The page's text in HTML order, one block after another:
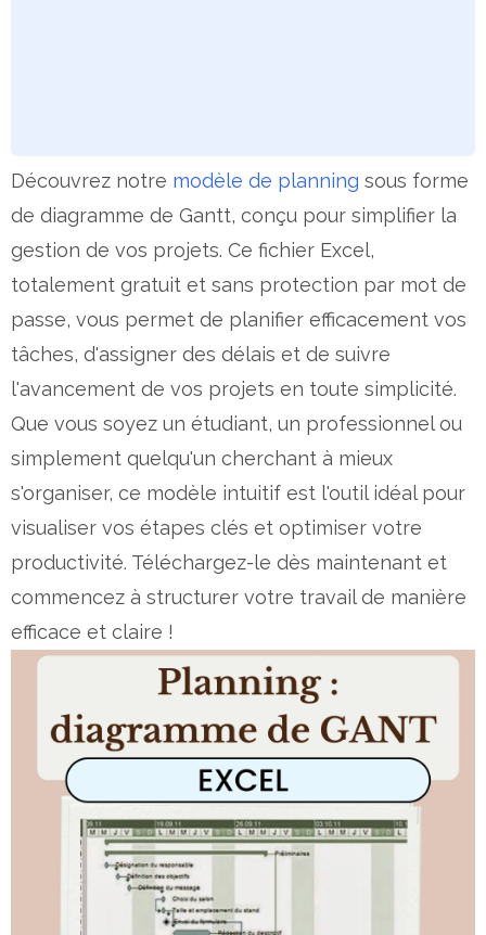
Découvrez notre modèle de planning sous forme
de diagramme de Gantt, conçu pour simplifier la
gestion de vos projets. Ce fichier Excel,
totalement gratuit et sans protection par mot de
passe, vous permet de planifier efficacement vos
tâches, d'assigner des délais et de suivre
l'avancement de vos projets en toute simplicité.
Que vous soyez un étudiant, un professionnel ou
simplement quelqu'un cherchant à mieux
s'organiser, ce modèle intuitif est l'outil idéal pour
visualiser vos étapes clés et optimiser votre
productivité. Téléchargez-le dès maintenant et
commencez à structurer votre travail de manière
efficace et claire !